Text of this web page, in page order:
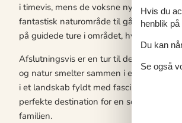
i timevis, mens de voksne nyder solen
fantastisk naturområde til gåture og
på guidede ture i området, hvor I kan
Afslutningsvis er en tur til det
og natur smelter sammen i en
i et landskab fyldt med fascinerende
perfekte destination for en
familien.
Hvis du
henblik
Du kan
Se også